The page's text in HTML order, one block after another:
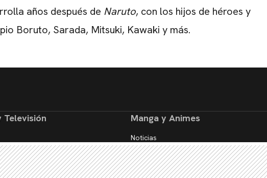
años después de Naruto, con los hijos de héroes y
Boruto, Sarada, Mitsuki, Kawaki y más.
Televisión Manga y Animes
Noticias
Reseñas